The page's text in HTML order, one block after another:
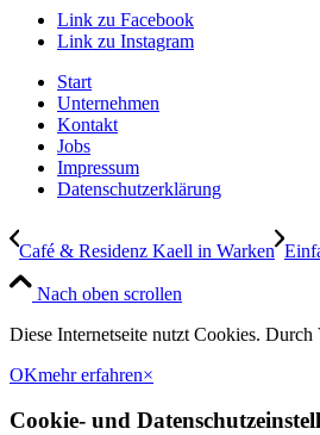
Link zu Facebook
Link zu Instagram
Start
Unternehmen
Kontakt
Jobs
Impressum
Datenschutzerklärung
Café & Residenz Kaell in Warken
Nach oben scrollen
Diese Internetseite nutzt Cookies.
OKmehr erfahren×
Cookie- und